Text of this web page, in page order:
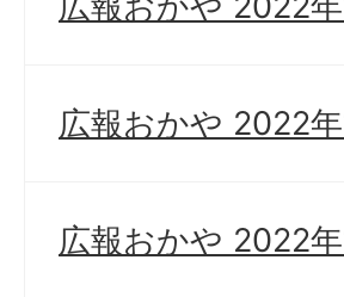
広報おかや 2022
広報おかや 2022